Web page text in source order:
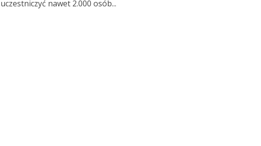
uczestniczyć nawet 2.000 osób...